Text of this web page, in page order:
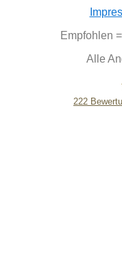
Empfohlen
Alle
222